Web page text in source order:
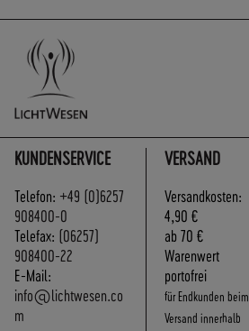
KUNDENSERVICE
Telefon: +49 (0)6257
908400-0
Telefax: (06257)
908400-22
E-Mail:
info@lichtwesen.co
m
VERSAND
Versandkosten:
4,90 €
ab 70 €
Warenwert
portofrei
für Endkunden beim
Versand innerhalb